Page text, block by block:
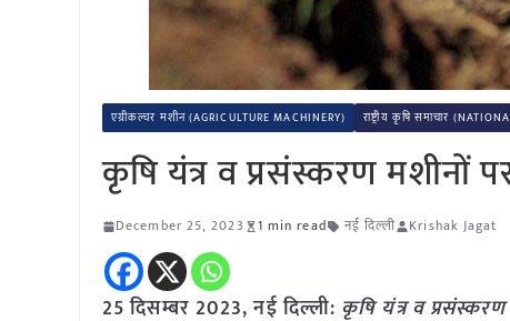
एग्रीकल्चर मशीन (AGRICULTURE MACHINERY) राष्ट्रीय कृषि समाचार
कृषि यंत्र व प्रसंस्करण मशीनों
December 25, 2023 1 min read नई दिल्ली Krishak Jagat
25 दिसम्बर 2023, नई दिल्ली: कृषि यंत्र व